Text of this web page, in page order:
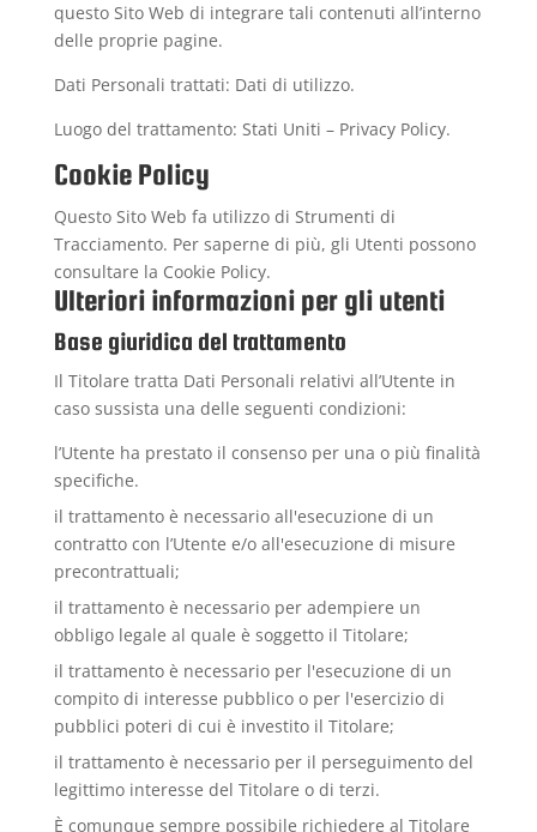
questo Sito Web di integrare tali contenuti all’interno
delle proprie pagine.
Dati Personali trattati: Dati di utilizzo.
Luogo del trattamento: Stati Uniti – Privacy Policy.
Cookie Policy
Questo Sito Web fa utilizzo di Strumenti di
Tracciamento. Per saperne di più, gli Utenti possono
consultare la Cookie Policy.
Ulteriori informazioni per gli utenti
Base giuridica del trattamento
Il Titolare tratta Dati Personali relativi all’Utente in
caso sussista una delle seguenti condizioni:
l’Utente ha prestato il consenso per una o più finalità
specifiche.
il trattamento è necessario all'esecuzione di un
contratto con l’Utente e/o all'esecuzione di misure
precontrattuali;
il trattamento è necessario per adempiere un
obbligo legale al quale è soggetto il Titolare;
il trattamento è necessario per l'esecuzione di un
compito di interesse pubblico o per l'esercizio di
pubblici poteri di cui è investito il Titolare;
il trattamento è necessario per il perseguimento del
legittimo interesse del Titolare o di terzi.
È comunque sempre possibile richiedere al Titolare